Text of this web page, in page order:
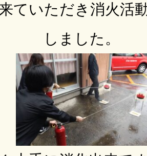
ていただき消火活
しました。